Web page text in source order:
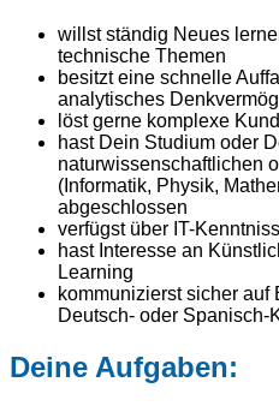
willst ständig Neues
technische Themen
besitzt eine schnelle
analytisches
löst gerne komplexe
hast Dein Studium oder
naturwissenschaftlichen
(Informatik, Physik,
abgeschlossen
verfügst über IT-
hast Interesse an
Learning
kommunizierst sicher
Deutsch- oder Spanisch-
Deine Aufgaben: